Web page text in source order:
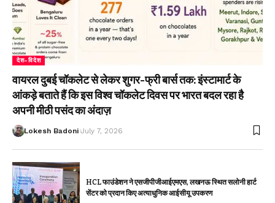
देश-विदेश
वायरल दुबई चॉकलेट से लेकर शुगर-फ्री बार्स तक: इंस्टामार्ट के
आंकड़े बताते हैं कि इस विश्व चॉकलेट दिवस पर भारत बदल रहा है
अपनी मीठी पसंद का अंदाज़
Lokesh Badoni July 7, 2026
HCL फाउंडेशन ने एसजीपीजीआईएमएस, लखनऊ स्थित सलोनी हार्ट
सेंटर को प्रदान किए अत्याधुनिक आईसीयू उपकरण